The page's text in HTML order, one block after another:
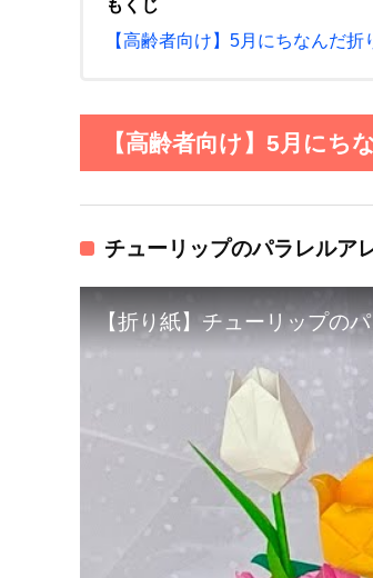
もくじ
【高齢者向け】5月にちなんだ折
【高齢者向け】5月にち
チューリップのパラレルア
【折り紙】チューリップの